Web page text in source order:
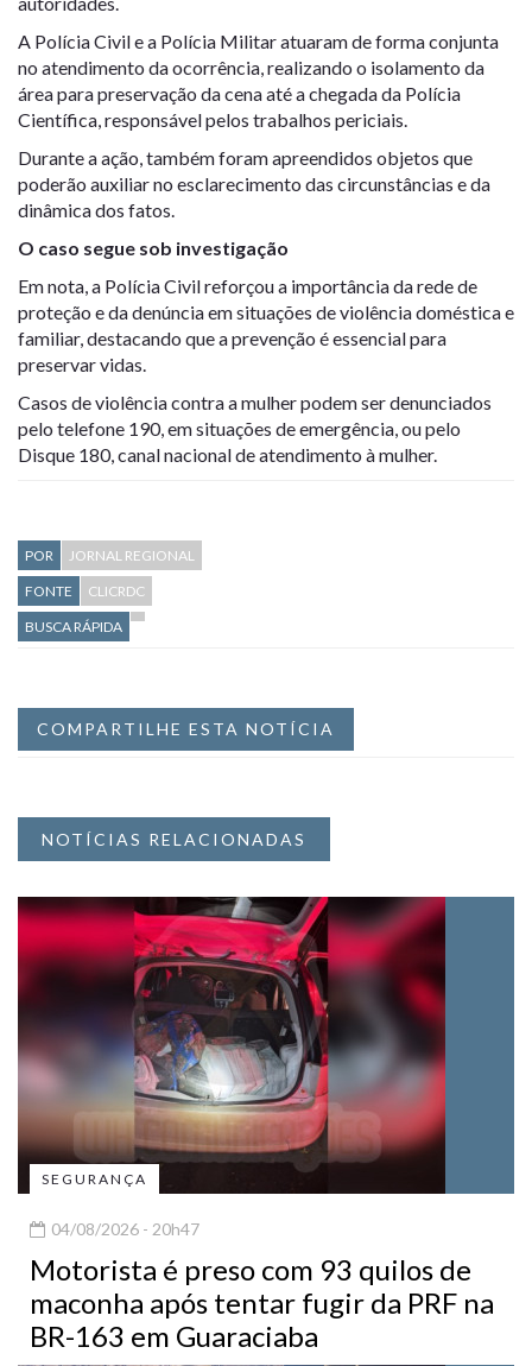
A Polícia Civil e a Polícia Militar atuaram de forma conjunta
no atendimento da ocorrência, realizando o isolamento da
área para preservação da cena até a chegada da Polícia
Científica, responsável pelos trabalhos periciais.
Durante a ação, também foram apreendidos objetos que
poderão auxiliar no esclarecimento das circunstâncias e da
dinâmica dos fatos.
O caso segue sob investigação
Em nota, a Polícia Civil reforçou a importância da rede de
proteção e da denúncia em situações de violência doméstica e
familiar, destacando que a prevenção é essencial para
preservar vidas.
Casos de violência contra a mulher podem ser denunciados
pelo telefone 190, em situações de emergência, ou pelo
Disque 180, canal nacional de atendimento à mulher.
POR
JORNAL REGIONAL
FONTE
CLICRDC
BUSCA RÁPIDA
COMPARTILHE ESTA NOTÍCIA
NOTÍCIAS RELACIONADAS
SEGURANÇA
04/08/2026 - 20h47
Motorista é preso com 93 quilos de
maconha após tentar fugir da PRF na
BR-163 em Guaraciaba